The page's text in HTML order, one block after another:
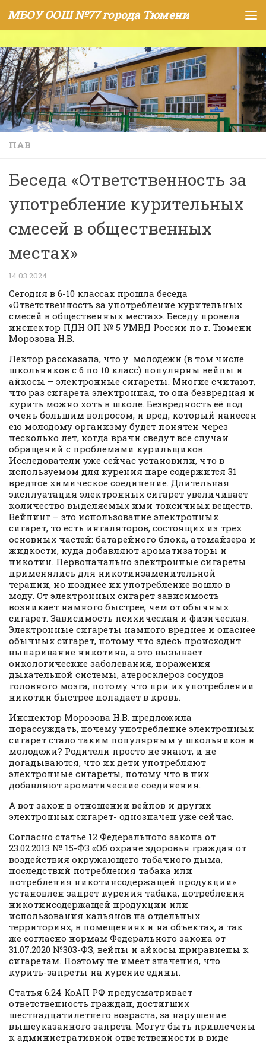
Skip to content
МБОУ ООШ №77 города Тюмени
ПАВ
Беседа «Ответственность за
употребление курительных
смесей в общественных
местах»
14.03.2024
Сегодня в 6-10 классах прошла беседа
«Ответственность за употребление курительных
смесей в общественных местах». Беседу провела
инспектор ПДН ОП № 5 УМВД России по г. Тюмени
Морозова Н.В.
Лектор рассказала, что у молодежи (в том числе
школьников с 6 по 10 класс) популярны вейпы и
айкосы – электронные сигареты. Многие считают,
что раз сигарета электронная, то она безвредная и
курить можно хоть в школе. Безвредность её под
очень большим вопросом, и вред, который нанесен
ею молодому организму будет понятен через
несколько лет, когда врачи сведут все случаи
обращений с проблемами курильщиков.
Исследователи уже сейчас установили, что в
используемом для курения паре содержится 31
вредное химическое соединение. Длительная
эксплуатация электронных сигарет увеличивает
количество выделяемых ими токсичных веществ.
Вейпинг – это использование электронных
сигарет, то есть ингаляторов, состоящих из трех
основных частей: батарейного блока, атомайзера и
жидкости, куда добавляют ароматизаторы и
никотин. Первоначально электронные сигареты
применялись для никотинзаменительной
терапии, но позднее их употребление вошло в
моду. От электронных сигарет зависимость
возникает намного быстрее, чем от обычных
сигарет. Зависимость психическая и физическая.
Электронные сигареты намного вреднее и опаснее
обычных сигарет, потому что здесь происходит
выпаривание никотина, а это вызывает
онкологические заболевания, поражения
дыхательной системы, атеросклероз сосудов
головного мозга, потому что при их употреблении
никотин быстрее попадает в кровь.
Инспектор Морозова Н.В. предложила
порассуждать, почему употребление электронных
сигарет стало таким популярным у школьников и
молодежи? Родители просто не знают, и не
догадываются, что их дети употребляют
электронные сигареты, потому что в них
добавляют ароматические соединения.
А вот закон в отношении вейпов и других
электронных сигарет- однозначен уже сейчас.
Согласно статье 12 Федерального закона от
23.02.2013 № 15-ФЗ «Об охране здоровья граждан от
воздействия окружающего табачного дыма,
последствий потребления табака или
потребления никотинсодержащей продукции»
установлен запрет курения табака, потребления
никотинсодержащей продукции или
использования кальянов на отдельных
территориях, в помещениях и на объектах, а так
же согласно нормам Федерального закона от
31.07.2020 №303-ФЗ, вейпы и айкосы приравнены к
сигаретам. Поэтому не имеет значения, что
курить-запреты на курение едины.
Статья 6.24 КоАП РФ предусматривает
ответственность граждан, достигших
шестнадцатилетнего возраста, за нарушение
вышеуказанного запрета. Могут быть привлечены
к административной ответственности в виде